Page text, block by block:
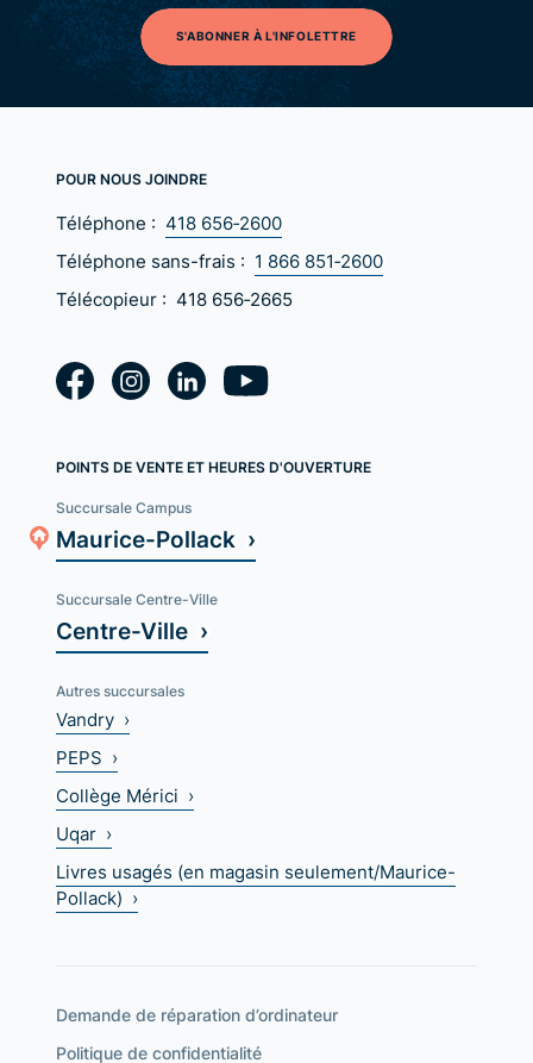
S'ABONNER À L'INFOLETTRE
POUR NOUS JOINDRE
Téléphone : 418 656‑2600
Téléphone sans-frais : 1 866 851‑2600
Télécopieur : 418 656‑2665
POINTS DE VENTE ET HEURES D'OUVERTURE
Succursale Campus
Maurice-Pollack ›
Succursale Centre-Ville
Centre-Ville ›
Autres succursales
Vandry ›
PEPS ›
Collège Mérici ›
Uqar ›
Livres usagés (en magasin seulement/Maurice-
Pollack) ›
Demande de réparation d’ordinateur
Politique de confidentialité